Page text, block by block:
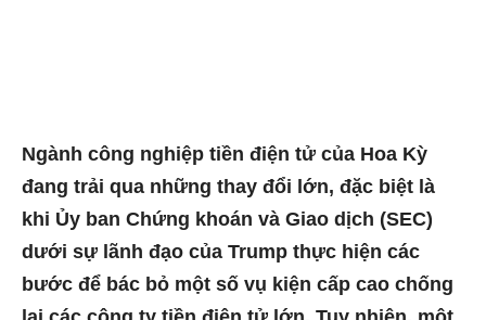
Ngành công nghiệp tiền điện tử của Hoa Kỳ
đang trải qua những thay đổi lớn, đặc biệt là
khi Ủy ban Chứng khoán và Giao dịch (SEC)
dưới sự lãnh đạo của Trump thực hiện các
bước để bác bỏ một số vụ kiện cấp cao chống